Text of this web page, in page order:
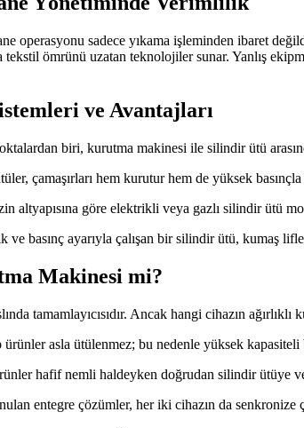
operasyonu sadece yıkama işleminden ibaret
tekstil ömrünü uzatan teknolojiler sunar. Yanlış
ve Avantajları
biri, kurutma makinesi ile silindir ütü
çamaşırları hem kurutur hem de yüksek
altyapısına göre elektrikli veya gazlı silindir ütü
ve basınç ayarıyla çalışan bir silindir ütü, kumaş
Makinesi mi?
tamamlayıcısıdır. Ancak hangi cihazın ağırlıklı
ürünler asla ütülenmez; bu nedenle yüksek
hafif nemli haldeyken doğrudan silindir ütüye
entegre çözümler, her iki cihazın da senkronize